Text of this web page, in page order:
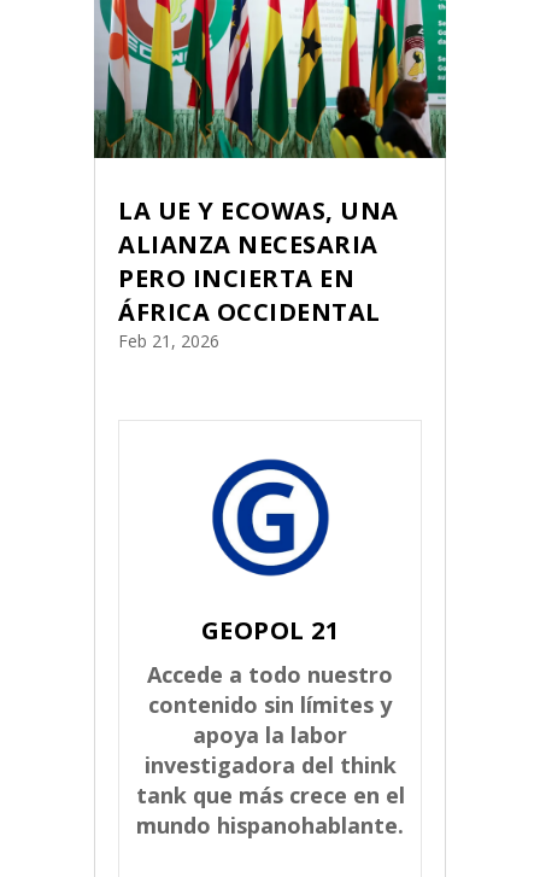
LA UE Y ECOWAS, UNA
ALIANZA NECESARIA
PERO INCIERTA EN
ÁFRICA OCCIDENTAL
Feb 21, 2026
GEOPOL 21
Accede a todo nuestro
contenido sin límites y
apoya la labor
investigadora del think
tank que más crece en el
mundo hispanohablante.